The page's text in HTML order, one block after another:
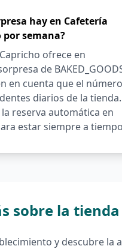
hay en Cafetería
por semana?
ofrece en
de
en cuenta que el número
diarios de la tienda.
reserva automática en
estar siempre a
sobre la tienda
y descubre